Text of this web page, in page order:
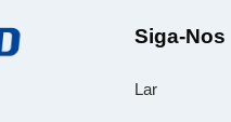
Siga-Nos
Lar